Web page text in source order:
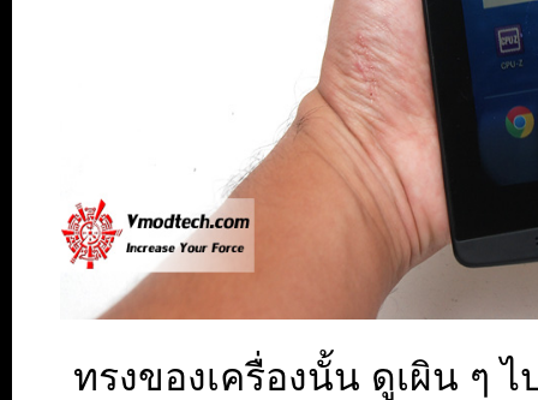
ทรงของเครื่องนั้น ดูเผิน ๆ